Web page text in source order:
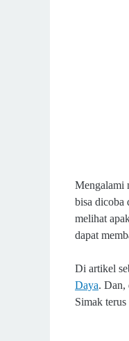
Mengalami
bisa dicoba
melihat
dapat
Di artikel
Daya. Dan,
Simak